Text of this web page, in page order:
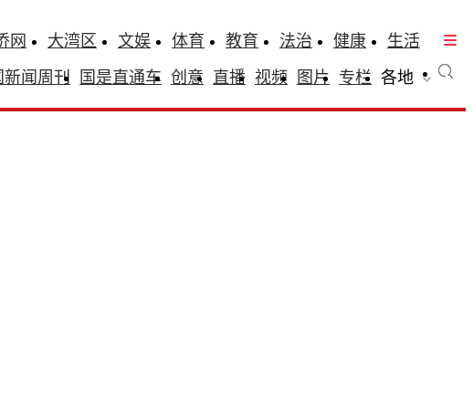
网 大湾区 文娱 体育 教育 法治 健康
生活
新闻周刊 国是直通车 创意 直播 视频 图片 专栏 各地